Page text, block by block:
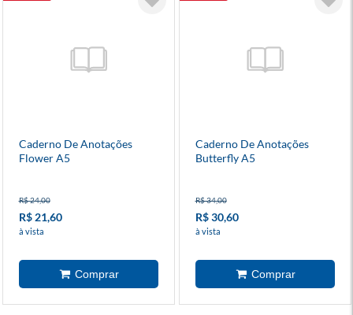
Caderno De Anotações
Flower A5
R$ 24,00
R$ 21,60
à vista
Caderno De Anotações
Butterfly A5
R$ 34,00
R$ 30,60
à vista